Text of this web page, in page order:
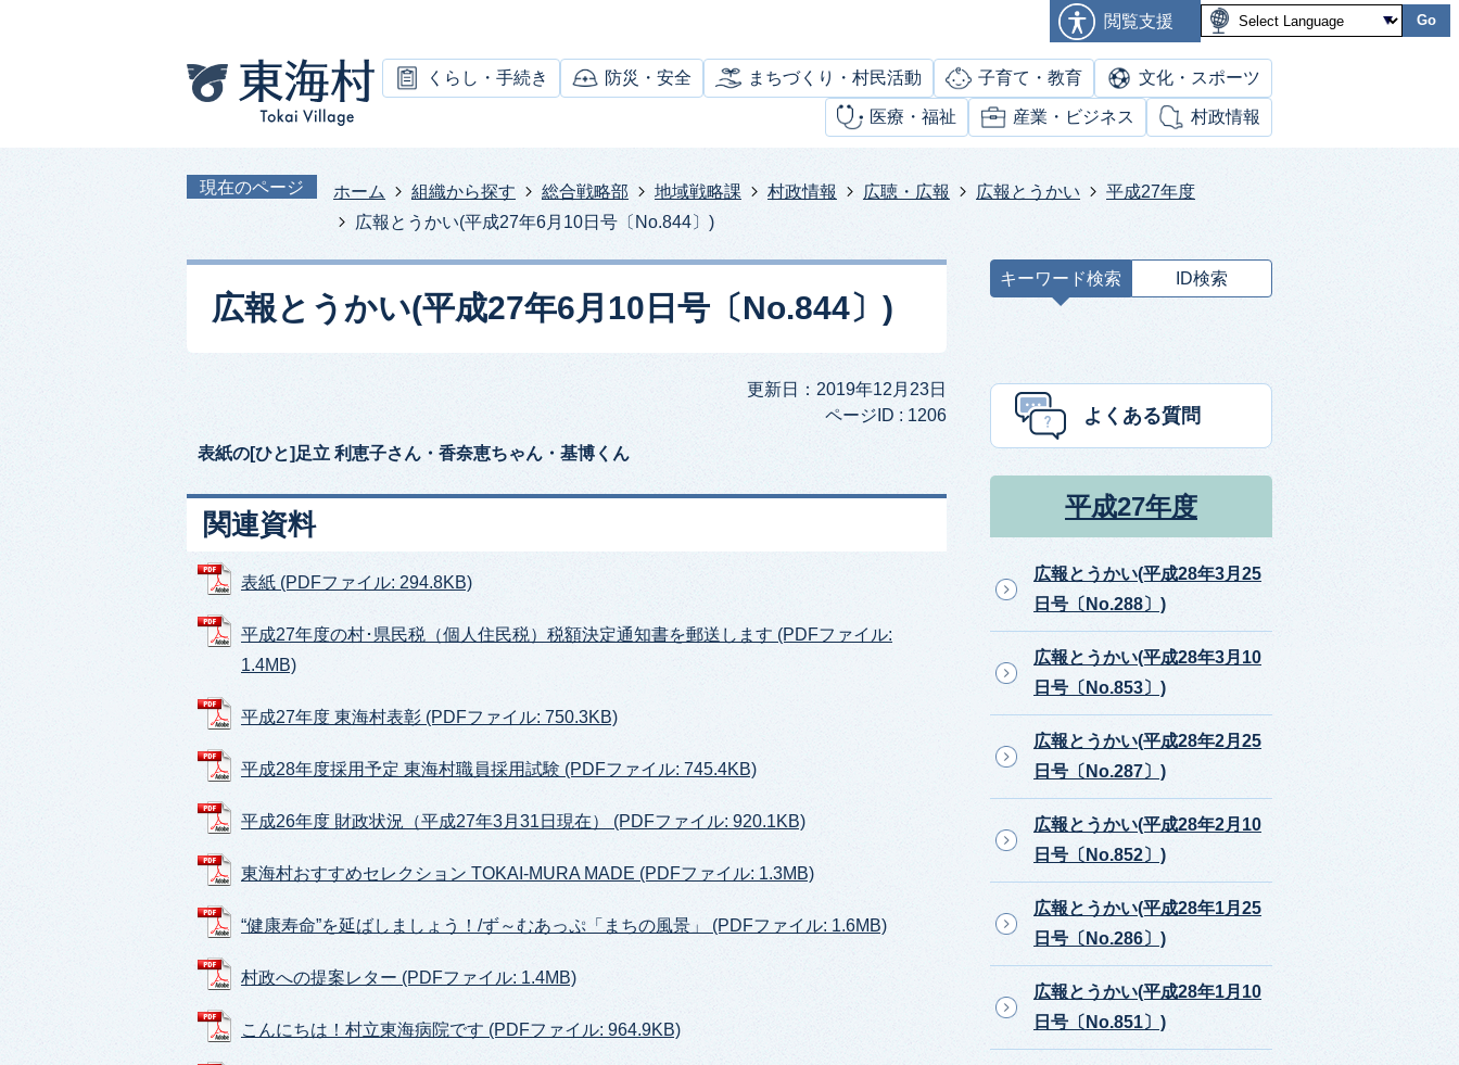
閲覧支援 Go
くらし・手続き 防災・安全 まちづくり・村民活動 子育て・教育 文化・スポーツ
医療・福祉 産業・ビジネス 村政情報
現在のページ ホーム 組織から探す 総合戦略部 地域戦略課 村政情報 広聴・広報 広報とうかい
平成27年度
広報とうかい(平成27年6月10日号〔No.844〕)
広報とうかい(平成27年6月10日号〔No.844〕)
更新日：2019年12月23日
ページID : 1206
表紙の[ひと]足立 利恵子さん・香奈恵ちゃん・基博くん
関連資料
表紙 (PDFファイル: 294.8KB)
平成27年度の村･県民税（個人住民税）税額決定通知書を郵送します (PDFファイル:
1.4MB)
平成27年度 東海村表彰 (PDFファイル: 750.3KB)
平成28年度採用予定 東海村職員採用試験 (PDFファイル: 745.4KB)
平成26年度 財政状況（平成27年3月31日現在） (PDFファイル: 920.1KB)
東海村おすすめセレクション TOKAI-MURA MADE (PDFファイル: 1.3MB)
“健康寿命”を延ばしましょう！/ず～むあっぷ「まちの風景」 (PDFファイル: 1.6MB)
村政への提案レター (PDFファイル: 1.4MB)
こんにちは！村立東海病院です (PDFファイル: 964.9KB)
キーワード検索 ID検索
ー
よくある質問
平成27年度
広報とうかい(平成28年3月25
日号〔No.288〕)
広報とうかい(平成28年3月10
日号〔No.853〕)
広報とうかい(平成28年2月25
日号〔No.287〕)
広報とうかい(平成28年2月10
日号〔No.852〕)
広報とうかい(平成28年1月25
日号〔No.286〕)
広報とうかい(平成28年1月10
日号〔No.851〕)